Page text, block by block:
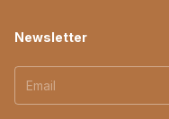
Newsletter